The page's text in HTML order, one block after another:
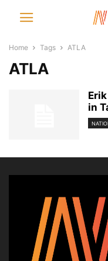
Home Tags ATLA
ATLA
in